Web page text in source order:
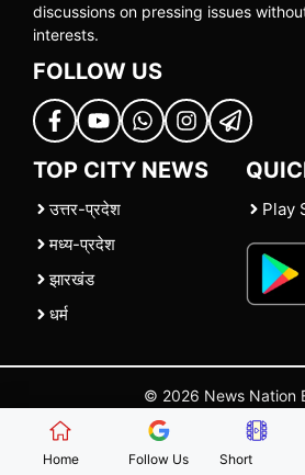
discussions on pressing issues
interests.
FOLLOW US
TOP CITY NEWS
उत्तर-प्रदेश
मध्य-प्रदेश
झारखंड
धर्म
Play
© 2026 News Nation
| |Contact Us |Policies
Home Follow Us Short